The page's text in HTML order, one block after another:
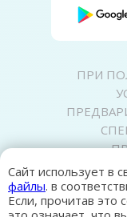
Сайт использует в
файлы. в
Если, прочитав это
ПРИ